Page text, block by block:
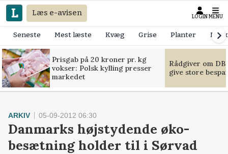
Læs e-avisen LOGIN MENU
Seneste Mest læste Kvæg Grise Planter
Prisgab på 20 kroner pr. kg
vokser: Polsk kylling presser
markedet
Rådgiver om
give store
ARKIV 05-09-2012 06:30
Danmarks højstydende øko-
besætning holder til i Sørvad